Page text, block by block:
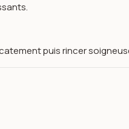
puis rincer